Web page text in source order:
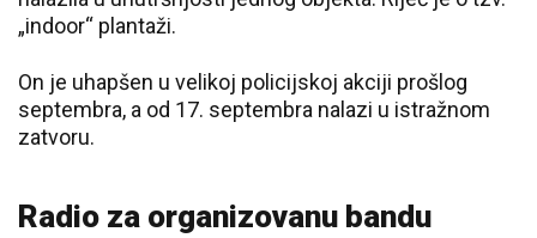
„indoor“ plantaži.
On je uhapšen u velikoj policijskoj akciji prošlog
septembra, a od 17. septembra nalazi u istražnom
zatvoru.
Radio za organizovanu bandu